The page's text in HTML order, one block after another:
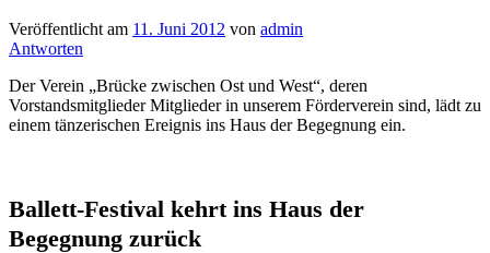
Veröffentlicht am 11. Juni 2012 von admin
Antworten
Der Verein „Brücke zwischen Ost und West“, deren
Vorstandsmitglieder Mitglieder in unserem Förderverein sind, lädt zu
einem tänzerischen Ereignis ins Haus der Begegnung ein.
Ballett-Festival kehrt ins Haus der
Begegnung zurück